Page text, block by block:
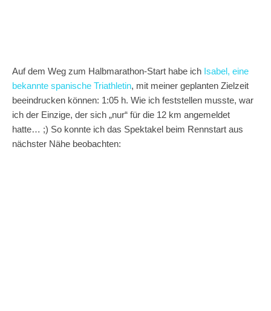
Auf dem Weg zum Halbmarathon-Start habe ich Isabel, eine
bekannte spanische Triathletin, mit meiner geplanten Zielzeit
beeindrucken können: 1:05 h. Wie ich feststellen musste, war
ich der Einzige, der sich „nur“ für die 12 km angemeldet
hatte… ;) So konnte ich das Spektakel beim Rennstart aus
nächster Nähe beobachten: